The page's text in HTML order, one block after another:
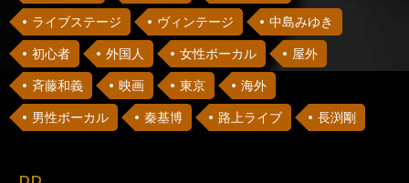
ライブステージ
ヴィンテージ
中島みゆき
初心者
外国人 女性ボーカル
屋外
斉藤和義
映画 東京
海外
男性ボーカル
秦基博 路上ライブ 長渕剛